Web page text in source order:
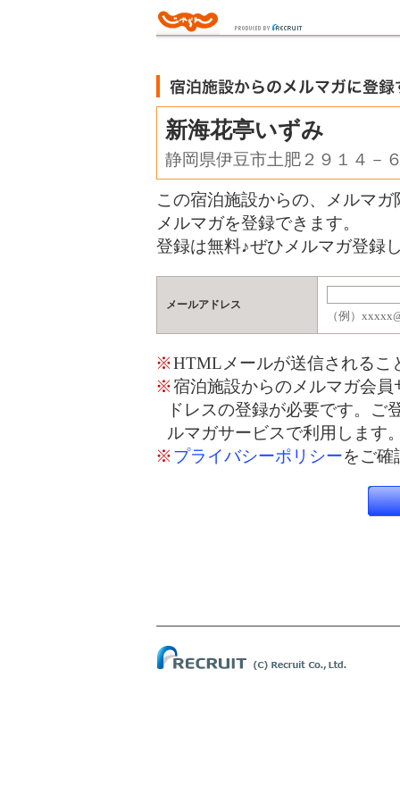
新海花亭いずみ
静岡県伊豆市土肥２９１４－
この宿泊施設からの、メルマ
メルマガを登録できます。
登録は無料♪ぜひメルマガ登録
メールアドレス
（例）
※HTMLメールが送信されるこ
※宿泊施設からのメルマガ会
ドレスの登録が必要です。ご
ルマガサービスで利用します
※プライバシーポリシーをご確